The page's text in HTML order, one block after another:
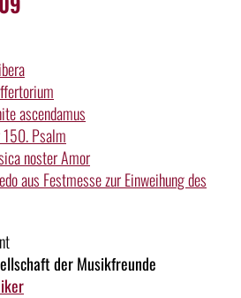
ascendamus
150. Psalm
noster Amor
aus Festmesse zur Einweihung des
der Musikfreunde